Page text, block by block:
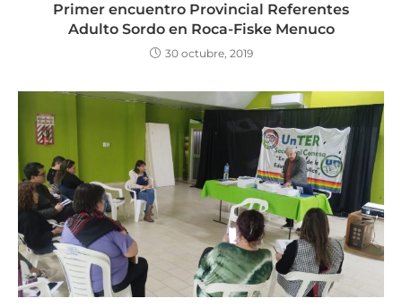
Primer encuentro Provincial Referentes
Adulto Sordo en Roca-Fiske Menuco
30 octubre, 2019